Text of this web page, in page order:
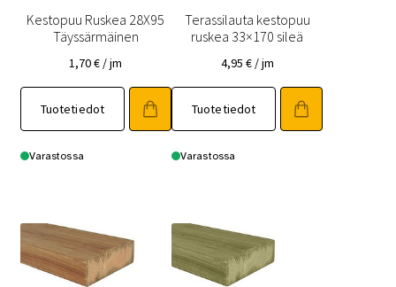
Kestopuu Ruskea 28X95
Täyssärmäinen
1,70€ / jm
Tuotetiedot
Varastossa
Terassilauta kestopuu
ruskea 33×170 sileä
4,95 € / jm
Tuotetiedot
Varastossa